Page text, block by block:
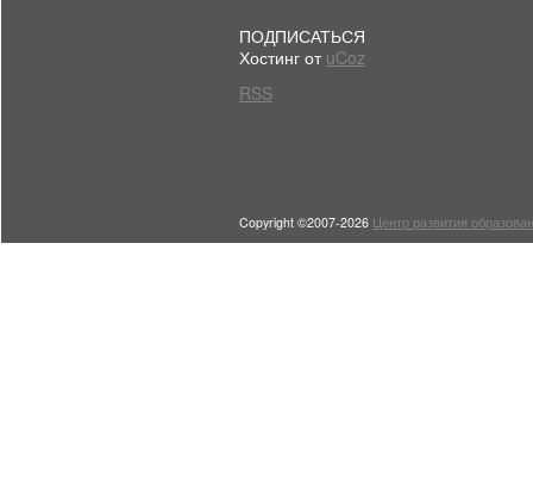
ПОДПИСАТЬСЯ
Хостинг от uCoz
RSS
Copyright ©2007-2026 Центр развития